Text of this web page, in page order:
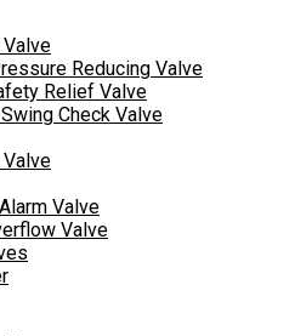
Valve
Reducing Valve
Relief Valve
Check Valve
Valve
Valve
Valve